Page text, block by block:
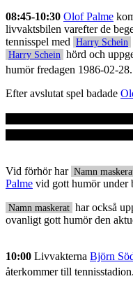
08:45-10:30 Olof Palme
livvaktsbilen varefter de
tennisspel med Harry Schein
Harry Schein hörd och
humör fredagen 1986-02-28.
Efter avslutat spel badade
Vid förhör har Namn
Palme vid gott humör under
Namn maskerat har också
ovanligt gott humör den
10:00 Livvakterna Björn
återkommer till tennisstadion.